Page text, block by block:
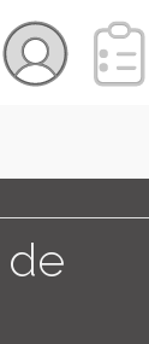
de